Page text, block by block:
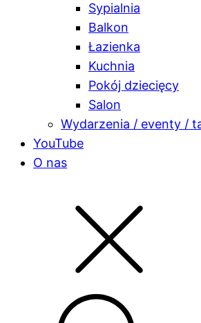
Sypialnia
Balkon
Łazienka
Kuchnia
Pokój dziecięcy
Salon
Wydarzenia / eventy /
YouTube
O nas